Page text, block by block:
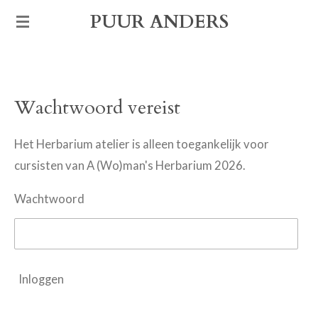
Ga
hoofdinhoud
PUUR ANDERS
Wachtwoord vereist
Het Herbarium atelier is alleen toegankelijk voor
cursisten van A (Wo)man's Herbarium 2026.
Wachtwoord
Inloggen